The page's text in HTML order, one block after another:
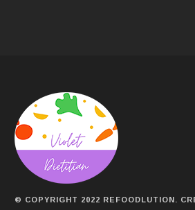
© COPYRIGHT 2022 REFOODLUTION.